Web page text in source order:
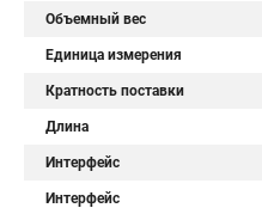
Объемный вес
Единица измерения
Кратность поставки
Длина
Интерфейс
Интерфейс